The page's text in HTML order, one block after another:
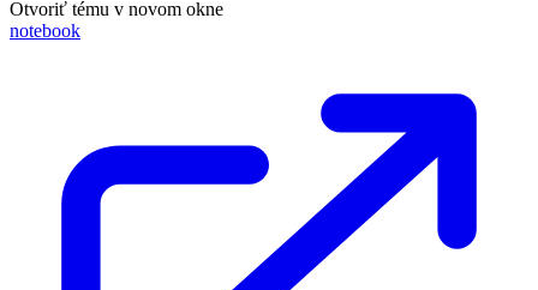
Otvoriť tému v novom okne
notebook